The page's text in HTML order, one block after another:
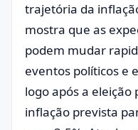
trajetória da
mostra que as
podem mudar
eventos políticos e
logo após a eleição
inflação prevista